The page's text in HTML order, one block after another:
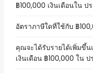
฿100,000 เงินเดือนใน ป
อัตราภาษีใดที่ใช้กับ ฿
คุณจะได้รับรายได้เพิ่มขึ้น
เงินเดือน ฿100,000 ใน